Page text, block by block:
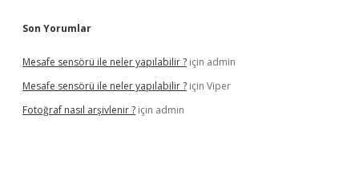
Son Yorumlar
Mesafe sensörü ile neler yapılabilir ? için admin
Mesafe sensörü ile neler yapılabilir ? için Viper
Fotoğraf nasıl arşivlenir ? için admin